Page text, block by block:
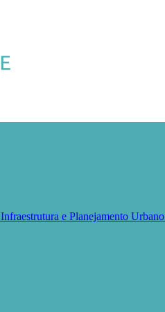
Infraestrutura e Planejamento Urbano